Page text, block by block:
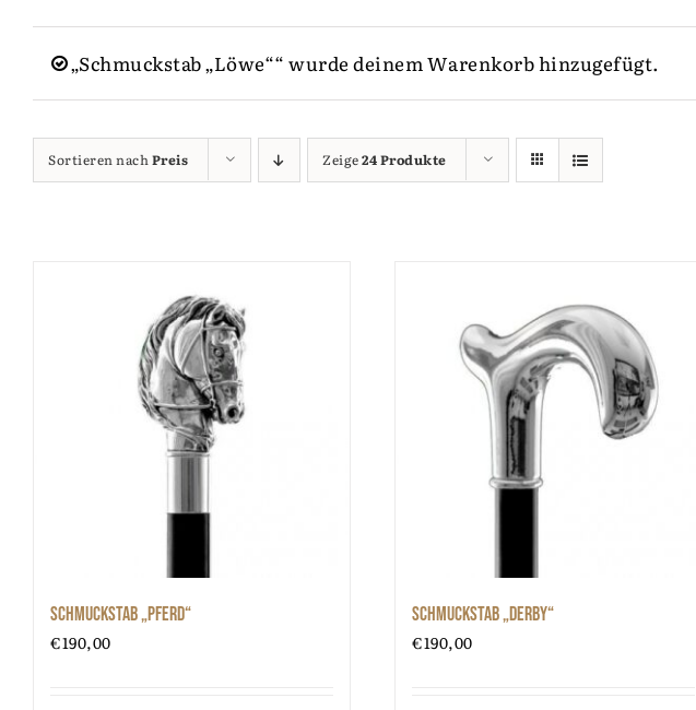
„Schmuckstab „Löwe““ wurde deinem Warenkorb hinzugefügt.
Sortieren nachPreis Zeige24 Produkte
Schmuckstab „Pferd“
€190,00
Schmuckstab „Derby“
€190,00